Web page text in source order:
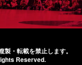
製・転載を禁止します。
Reserved.